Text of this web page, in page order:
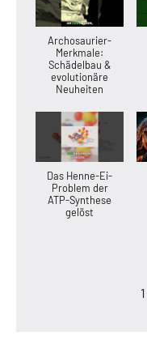
Archosaurier-
Merkmale:
Schädelbau &
evolutionäre
Neuheiten
Das Henne-Ei-
Problem der
ATP-Synthese
gelöst
1